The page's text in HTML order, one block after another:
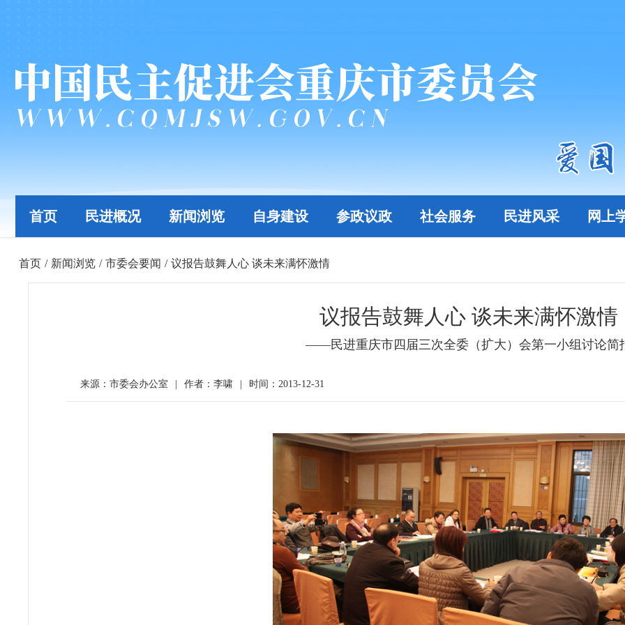
首页 民进概况 新闻浏览 自身建设 参政议政 社会服务 民进风采 网上
首页 / 新闻浏览 / 市委会要闻 / 议报告鼓舞人心 谈未来满怀激情
议报告鼓舞人心 谈未来满怀激情
——民进重庆市四届三次全委（扩大）会第一小组讨论简
来源：市委会办公室 作者：李啸 时间：2013-12-31